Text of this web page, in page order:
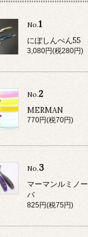
No.1
にぼしんぺん55
3,080円(税280円)
No.2
MERMAN
770円(税70円)
No.3
マーマンルミノー
バ
825円(税75円)